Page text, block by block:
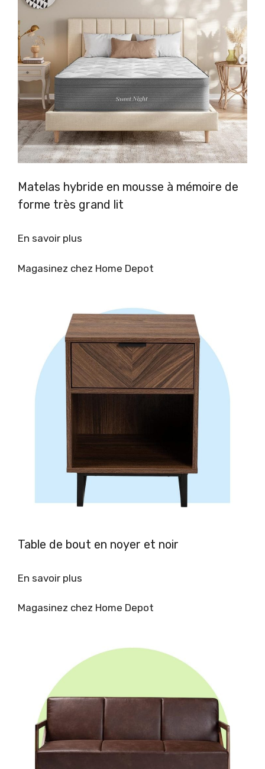
Matelas hybride en mousse à mémoire de
forme très grand lit
En savoir plus
Magasinez chez Home Depot
Table de bout en noyer et noir
En savoir plus
Magasinez chez Home Depot